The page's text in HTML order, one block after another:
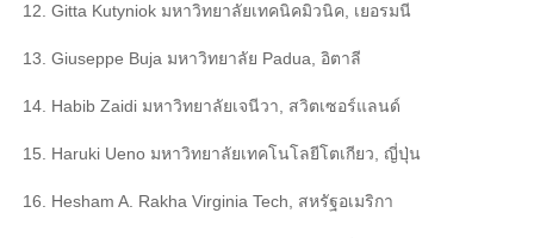
12. Gitta Kutyniok มหาวิทยาลัยเทคนิคมิวนิค, เยอรมนี
13. Giuseppe Buja มหาวิทยาลัย Padua, อิตาลี
14. Habib Zaidi มหาวิทยาลัยเจนีวา, สวิตเซอร์แลนด์
15. Haruki Ueno มหาวิทยาลัยเทคโนโลยีโตเกียว, ญี่ปุ่น
16. Hesham A. Rakha Virginia Tech, สหรัฐอเมริกา